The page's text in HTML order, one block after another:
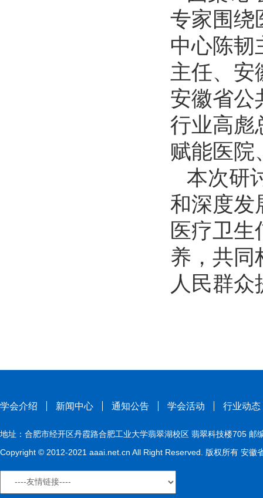
专家围绕
中心陈韧
主任、安
安徽省公
行业高彪
赋能医院
本次研
和深度发
医疗卫
养，共同
人民群
学会介绍 新闻中心 通知公告 学会活动 行业动态
地址：合肥市经开区丹霞路合肥工业大学翡翠湖校区 翡翠科技楼705
Copyright © 2012-2021 aaai.net.cn All Right Reserved. 版权所有 安徽